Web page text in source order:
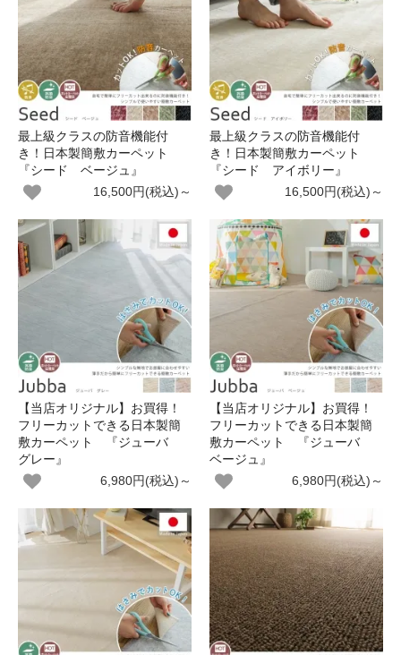
最上級クラスの防音機能付
き！日本製簡敷カーペット
『シード ベージュ』
16,500円(税込)～
最上級クラスの防音機能付
き！日本製簡敷カーペット
『シード アイボリー』
16,500円(税込)～
【当店オリジナル】お買得！
フリーカットできる日本製簡
敷カーペット 『ジューバ
グレー』
6,980円(税込)～
【当店オリジナル】お買得！
フリーカットできる日本製簡
敷カーペット 『ジューバ
ベージュ』
6,980円(税込)～